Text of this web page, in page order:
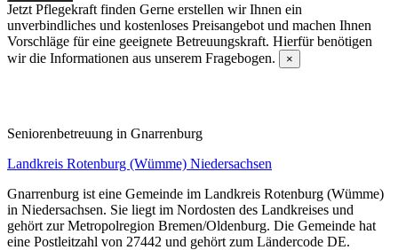
Jetzt Pflegekraft finden Gerne erstellen wir Ihnen ein
unverbindliches und kostenloses Preisangebot und machen Ihnen
Vorschläge für eine geeignete Betreuungskraft. Hierfür benötigen
wir die Informationen aus unserem Fragebogen.
×
Senioren­betreuung in Gnarrenburg
Landkreis Rotenburg (Wümme) Niedersachsen
Gnarrenburg ist eine Gemeinde im Landkreis Rotenburg (Wümme)
in Niedersachsen. Sie liegt im Nordosten des Landkreises und
gehört zur Metropolregion Bremen/Oldenburg. Die Gemeinde hat
eine Postleitzahl von 27442 und gehört zum Ländercode DE.